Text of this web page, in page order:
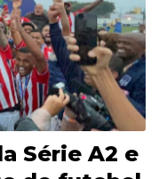
Série A2 e